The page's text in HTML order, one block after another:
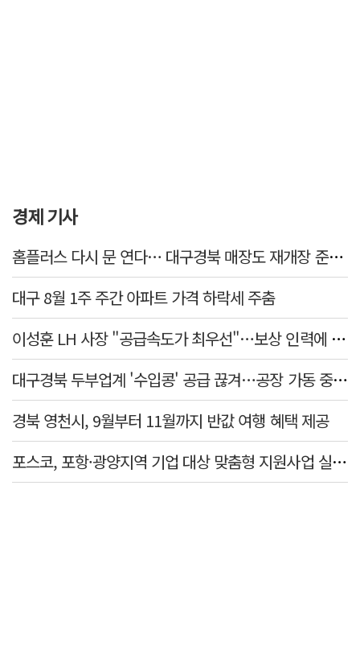
경제 기사
홈플러스 다시 문 연다… 대구경북 매장도 재개장 준비 돌입
대구 8월 1주 주간 아파트 가격 하락세 주춤
이성훈 LH 사장 "공급속도가 최우선"…보상 인력에 정규직보다 후한 대우
대구경북 두부업계 '수입콩' 공급 끊겨…공장 가동 중단 등 '존폐기로'
경북 영천시, 9월부터 11월까지 반값 여행 혜택 제공
포스코, 포항·광양지역 기업 대상 맞춤형 지원사업 실질적 성과 확인